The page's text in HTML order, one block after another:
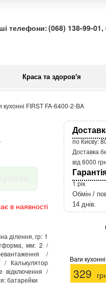
телефони:(068) 138-99-
Краса та здоров'я
кухонні FIRST FA-6400-2-BA
в наявності
ділення, гр: 1
мм: 2 /
/
/ Калькулятор
відключення /
батарейки
по Києву:
Доставка
від 6000 грн
1 рік
Обмін /
14 днів.
Ваги
329